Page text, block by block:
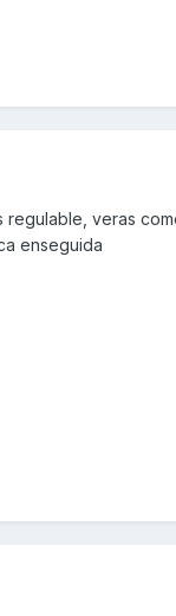
veras
enseguida